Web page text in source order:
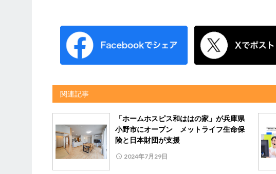
関連記事
「ホームホスピス和ははの家」が兵庫県
小野市にオープン メットライフ生命保
険と日本財団が支援
2024年7月29日